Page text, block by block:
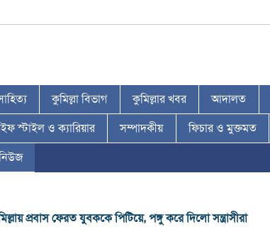
কুমিল্লা বিভাগ কুমিল্লার খবর আদালত
স্টাইল ও ক্যারিয়ার সম্পাদকীয় ফিচার ও মুক্তমত
প্রবাস ফেরত যুবককে পিটিয়ে, পঙ্গু করে দিলো সন্ত্রাসীরা